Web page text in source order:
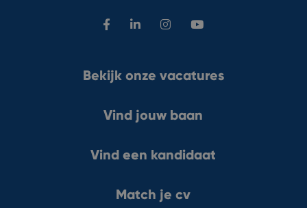
Bekijk onze vacatures
Vind jouw baan
Vind een kandidaat
Match je cv